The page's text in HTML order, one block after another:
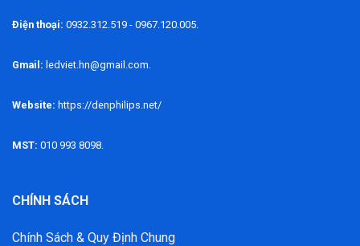
Điện thoại: 0932.312.519 - 0967.120.005.
Gmail: ledviet.hn@gmail.com.
Website: https://denphilips.net/
MST: 010 993 8098.
CHÍNH SÁCH
Chính Sách & Quy Định Chung